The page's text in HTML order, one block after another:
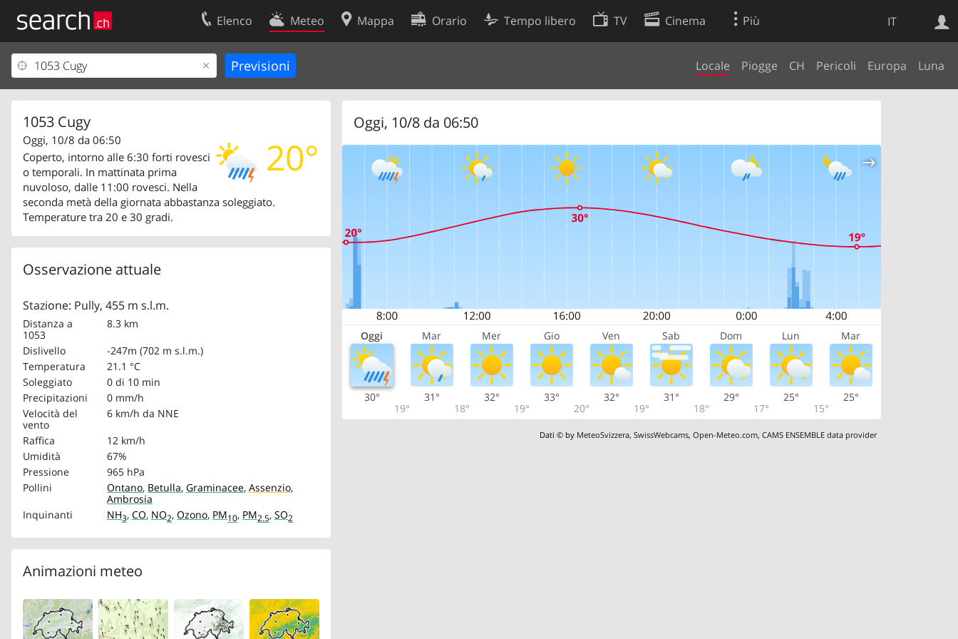
IT
Elenco Meteo Mappa Orario Tempo libero TV Cinema Più
Locale Piogge CH Pericoli Europa Luna
1053 Cugy
20°
Oggi, 10/8 da 06:50
Coperto, intorno alle 6:30 forti rovesci
o temporali. In mattinata prima
nuvoloso, dalle 11:00 rovesci. Nella
seconda metà della giornata abbastanza soleggiato.
Temperature tra 20 e 30 gradi.
Osservazione attuale
Stazione: Pully, 455 m s.l.m.
Distanza a
1053
8.3 km
Dislivello
-247m (702 m s.l.m.)
Temperatura
21.1 °C
Soleggiato
0 di 10 min
Precipitazioni
0 mm/h
Velocità del
vento
6 km/h da NNE
Raffica
12 km/h
Umidità
67%
Pressione
965 hPa
Pollini
Ontano, Betulla, Graminacee, Assenzio,
Ambrosia
Inquinanti
NH3, CO, NO2, Ozono, PM10, PM2.5, SO2
Animazioni meteo
Oggi, 10/8 da 06:50
Oggi Mar Mer Gio Ven Sab Dom Lun Mar
30°
19°
31°
18°
32°
19°
33°
20°
32°
19°
31°
18°
29°
17°
25°
15°
25°
Dati © by MeteoSvizzera,SwissWebcams,Open-Meteo.com,CAMS ENSEMBLE data provider
Ricerca Web
Il vostro profolio
Area clienti
Contatti
Condizioni d’uso
Preferenze cookie